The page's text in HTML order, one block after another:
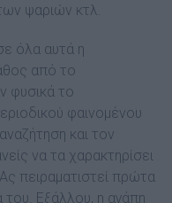
ψαριών κτλ.
όλα αυτά η
από το
φυσικά το
φαινοµένου
και τον
να τα χαρακτηρίσει
πειραµατιστεί πρώτα
του. Εξάλλου, η αγάπη